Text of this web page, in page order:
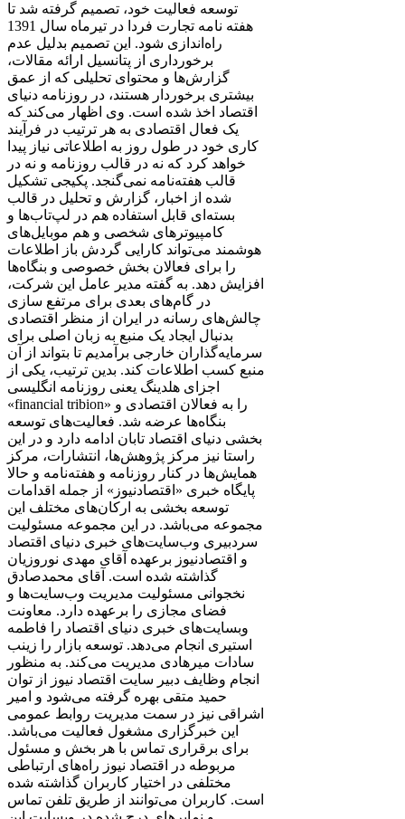
توسعه فعالیت خود، تصمیم گرفته شد تا
هفته نامه تجارت فردا در تیرماه سال 1391
راه‌اندازی شود. این تصمیم بدلیل عدم
برخورداری از پتانسیل ارائه مقالات،
گزارش‌ها و محتوای تحلیلی که از عمق
بیشتری برخوردار هستند، در روزنامه دنیای
اقتصاد اخذ شده است. وی اظهار می‌کند که
یک فعال اقتصادی به هر ترتیب در فرآیند
کاری خود در طول روز به اطلاعاتی نیاز پیدا
خواهد کرد که نه در قالب روزنامه و نه در
قالب هفته‌نامه نمی‌گنجد. پکیجی تشکیل
شده از اخبار، گزارش و تحلیل در قالب
بسته‌ای قابل استفاده هم در لپ‌تاب‌ها و
کامپیوترهای شخصی و هم موبایل‌های
هوشمند می‌تواند کارایی گردش باز اطلاعات
را برای فعالان بخش خصوصی و بنگاه‌ها
افزایش دهد. به گفته مدیر عامل این شرکت،
در گام‌های بعدی برای مرتفع سازی
چالش‌های رسانه در ایران از منظر اقتصادی
بدنبال ایجاد یک منبع به زبان اصلی برای
سرمایه‌گذاران خارجی برآمدیم تا بتواند از آن
منبع کسب اطلاعات کند. بدین ترتیب، یکی از
اجزای هلدینگ یعنی روزنامه انگلیسی
«financial tribion» را به فعالان اقتصادی و
بنگاه‌ها عرضه شد. فعالیت‌های توسعه
بخشی دنیای اقتصاد تابان ادامه دارد و در این
راستا نیز مرکز پژوهش‌ها، انتشارات، مرکز
همایش‌ها در کنار روزنامه و هفته‌نامه و حالا
پایگاه خبری «اقتصادنیوز» از جمله اقدامات
توسعه بخشی به ارکان‌های مختلف این
مجموعه می‌باشد. در این مجموعه مسئولیت
سردبیری وب‌سایت‌های خبری دنیای اقتصاد
و اقتصادنیوز برعهده آقای مهدی نوروزیان
گذاشته شده است. آقای محمدصادق
نخجوانی مسئولیت مدیریت وب‌سایت‌ها و
فضای مجازی را برعهده دارد. معاونت
وبسایت‌های خبری دنیای اقتصاد را فاطمه
استیری انجام می‌دهد. توسعه بازار را زینب
سادات میرهادی مدیریت می‌کند. به منظور
انجام وظایف دبیر سایت اقتصاد نیوز از توان
حمید متقی بهره گرفته می‌شود و امیر
اشراقی نیز در سمت مدیریت روابط عمومی
این خبرگزاری مشغول فعالیت می‌باشد.
برای برقراری تماس با هر بخش و مسئول
مربوطه در اقتصاد نیوز راه‌های ارتباطی
مختلفی در اختیار کاربران گذاشته شده
است. کاربران می‌توانند از طریق تلفن تماس